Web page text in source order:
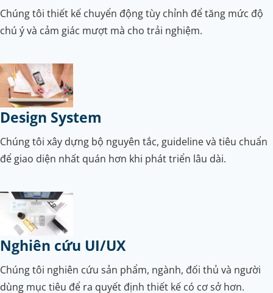
Chúng tôi thiết kế chuyển động tùy chỉnh để tăng mức độ
chú ý và cảm giác mượt mà cho trải nghiệm.
Design System
Chúng tôi xây dựng bộ nguyên tắc, guideline và tiêu chuẩn
để giao diện nhất quán hơn khi phát triển lâu dài.
Nghiên cứu UI/UX
Chúng tôi nghiên cứu sản phẩm, ngành, đối thủ và người
dùng mục tiêu để ra quyết định thiết kế có cơ sở hơn.